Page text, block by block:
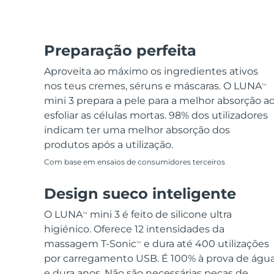
Preparação perfeita
Aproveita ao máximo os ingredientes ativos
nos teus cremes, séruns e máscaras. O LUNATM
mini 3 prepara a pele para a melhor absorção
esfoliar as células mortas. 98% dos utilizadores
indicam ter uma melhor absorção dos
produtos após a utilização.
Com base em ensaios de consumidores terceiros
Design sueco inteligente
O LUNATM
mini 3 é feito de silicone ultra
higiénico. Oferece 12 intensidades da
massagem T-SonicTM
e dura até 400 utilizações
por carregamento USB. É 100% à prova de